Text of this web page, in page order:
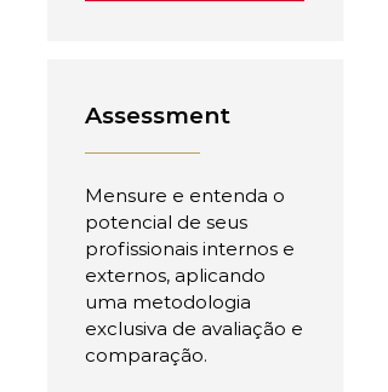
Assessment
Mensure e entenda o
potencial de seus
profissionais internos e
externos, aplicando
uma metodologia
exclusiva de avaliação e
comparação.